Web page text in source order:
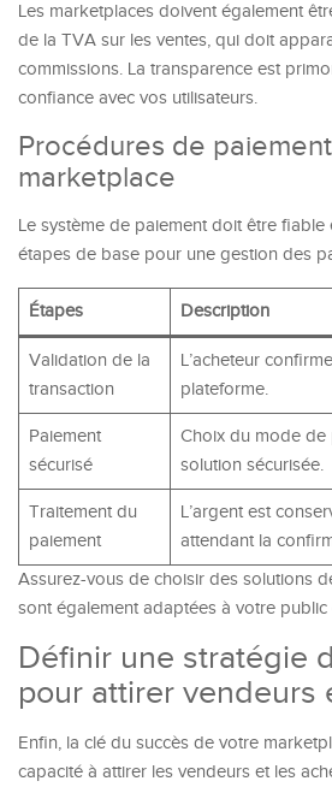
Les marketplaces doivent également
de la TVA sur les ventes, qui doit
commissions. La transparence est
confiance avec vos utilisateurs.
Procédures de
marketplace
Le système de paiement doit être fiable
étapes de base pour une gestion des
Étapes Description
Validation de la
transaction
L’acheteur
plateforme.
Paiement
sécurisé
Choix du mode de
solution sécurisée.
Traitement du
paiement
L’argent est
attendant la
Assurez-vous de choisir des solutions
sont également adaptées à votre public
Définir une stratégie
pour attirer vendeurs
Enfin, la clé du succès de votre
capacité à attirer les vendeurs et les